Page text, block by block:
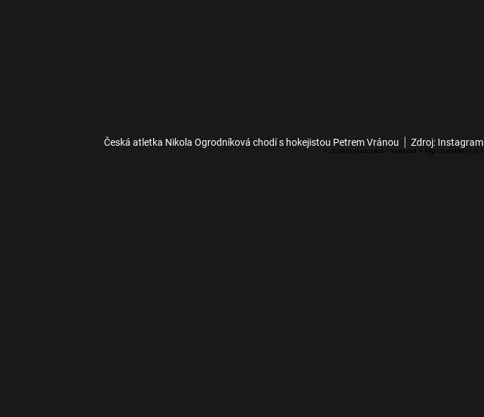
Česká atletka Nikola Ogrodníková chodí s hokejistou Petrem Vránou Zdroj: Instagram